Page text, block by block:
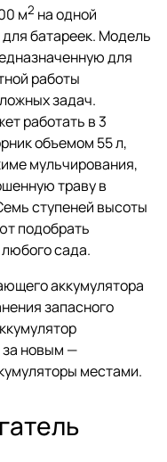
м2 на одной
батареек. Модель
для
работы
задач.
работать в 3
объемом 55 л,
мульчирования,
траву в
ступеней высоты
подобрать
сада.
аккумулятора
запасного
за новым —
местами.